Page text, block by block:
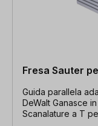
Fresa Sauter
Guida parallela
DeWalt Ganasce
Scanalature a T